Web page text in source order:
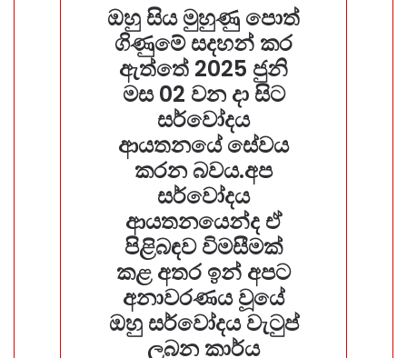
ඔහු සිය මුහුණු පොත්
ගිණුමේ සදහන් කර
ඇත්තේ 2025 ජුනි
මස 02 වන දා සිට
සර්වෝදය
ආයතනයේ සේවය
කරන බවය.අප
සර්වෝදය
ආයතනයෙන්ද ඒ
පිළිබඳව විමසීමක්
කළ අතර ඉන් අපට
අනාවරණය වූයේ
ඔහු සර්වෝදය වැටුප්
⁣ලබන කාර්ය